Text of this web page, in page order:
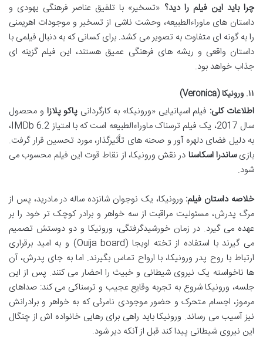
چرا باید این فیلم را دید؟ «تسخیر» با تلفیق عناصر فرهنگی یهودی و
داستان های ماوراءالطبیعه، وحشت ناشی از تسخیر و موجودات اهریمنی
را به گونه ای متفاوت به تصویر می کشد. برای کسانی که به دنبال فیلمی با
داستان واقعی و ریشه های فرهنگی عمیق هستند، این فیلم گزینه ای
جذاب خواهد بود.
۱۱. ورونیکا (Veronica)
اطلاعات کلی: فیلم اسپانیایی «ورونیکا» به کارگردانی پاکو پلازا و محصول
سال 2017، یک فیلم ترسناک ماوراءالطبیعه است که با امتیاز IMDb 6.2،
به دلیل فضای دلهره آور و صحنه های تأثیرگذار، مورد تحسین قرار گرفت.
بازیساندرا اسکاسنا در نقش ورونیکا، از نقاط قوت این فیلم محسوب می
شود.
خلاصه داستان فیلم: ورونیکا، یک نوجوان شانزده ساله در مادرید، پس از
مرگ پدرش، مسئولیت مراقبت از سه خواهر و برادر کوچک تر خود را بر
عهده می گیرد. در زمان خورشیدگرفتگی، ورونیکا و دو دوستش تصمیم
می گیرند با استفاده از تخته اویجا (Ouija board) و به امید برقراری
ارتباط با روح پدر ورونیکا، با ارواح تماس بگیرند. اما به جای پدرش، آن
ها ناخواسته یک نیروی شیطانی و خبیث را احضار می کنند. پس از این
جلسه، ورونیکا شروع به تجربه وقایع عجیب و ترسناکی می کند: صداهای
مرموز، اجسام متحرک و حضور موجودی نامرئی که به خواهر و برادرانش
نیز آسیب می رساند. ورونیکا باید راهی برای رهایی خانواده اش از چنگال
این نیروی شیطانی پیدا کند قبل از آنکه دیر شود.